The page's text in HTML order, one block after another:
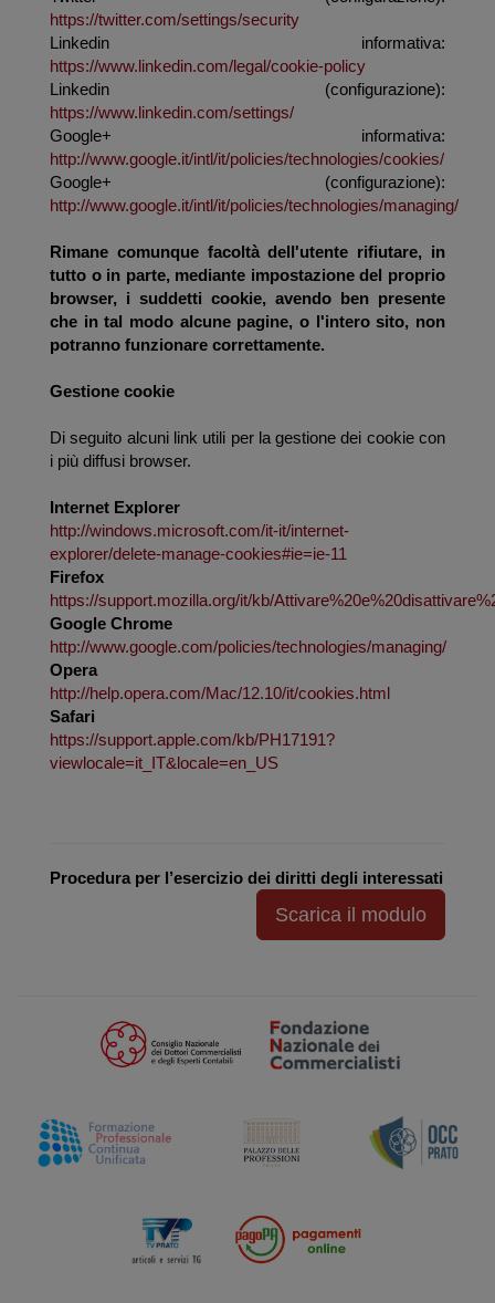
https://twitter.com/settings/security
Linkedin informativa:
https://www.linkedin.com/legal/cookie-policy
Linkedin (configurazione):
https://www.linkedin.com/settings/
Google+ informativa:
http://www.google.it/intl/it/policies/technologies/cookies/
Google+ (configurazione):
http://www.google.it/intl/it/policies/technologies/managing/
Rimane comunque facoltà dell'utente rifiutare, in
tutto o in parte, mediante impostazione del proprio
browser, i suddetti cookie, avendo ben presente
che in tal modo alcune pagine, o l'intero sito, non
potranno funzionare correttamente.
Gestione cookie
Di seguito alcuni link utili per la gestione dei cookie con
i più diffusi browser.
Internet Explorer
http://windows.microsoft.com/it-it/internet-
explorer/delete-manage-cookies#ie=ie-11
Firefox
https://support.mozilla.org/it/kb/
Google Chrome
http://www.google.com/policies/technologies/managing/
Opera
http://help.opera.com/Mac/12.10/it/cookies.html
Safari
https://support.apple.com/kb/PH17191?
viewlocale=it_IT&locale=en_US
Procedura per l’esercizio dei diritti degli interessati
Scarica il modulo